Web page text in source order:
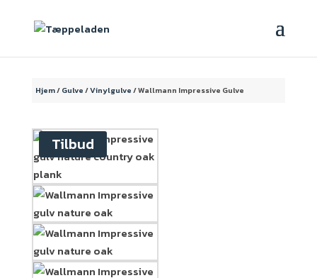
Hjem/Gulve/Vinylgulve/ Wallmann Impressive Gulve
Tilbud